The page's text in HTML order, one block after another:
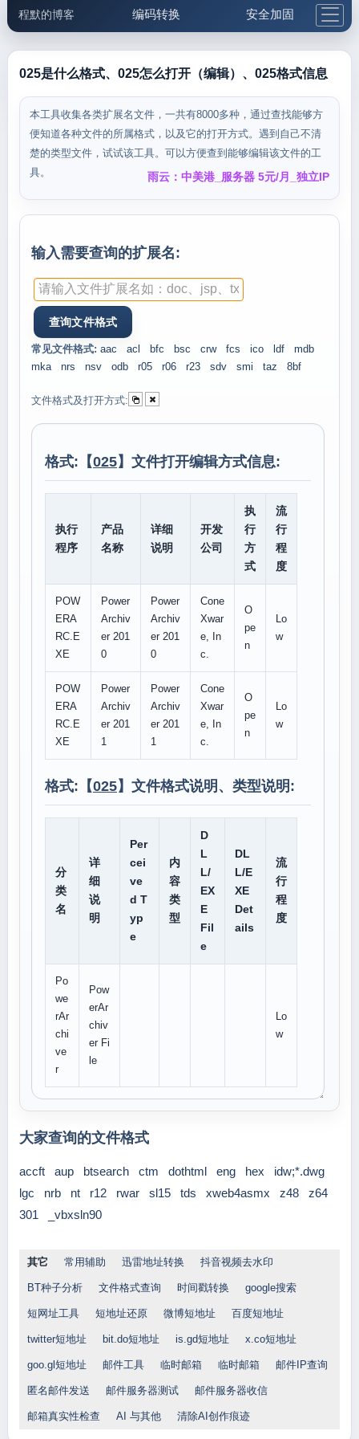
程默的博客 编码转换 安全加固
邮件工具 生活便民 更多工具
5.1支付宝大红包
025是什么格式、025怎么打开（编辑）、025格式信息
本工具收集各类扩展名文件，一共有8000多种，通过查找能够方
便知道各种文件的所属格式，以及它的打开方式。遇到自己不清
楚的类型文件，试试该工具。可以方便查到能够编辑该文件的工
具。
雨云：中美港_服务器 5元/月_独立IP
输入需要查询的扩展名:
常见文件格式: aac acl bfc bsc crw fcs ico ldf
mdb
mka
nrs nsv odb r05 r06 r23 sdv smi taz 8bf
文件格式及打开方式:
格式:【025】文件打开编辑方式信息:
执行
程序
产品
名称
详细
说明
开发
公司
执
行
方
式
流
行
程
度
POW
ERA
RC.E
XE
Power
Archiv
er 201
0
Power
Archiv
er 201
0
Cone
Xwar
e, In
c.
O
pe
n
Lo
w
POW
ERA
RC.E
XE
Power
Archiv
er 201
1
Power
Archiv
er 201
1
Cone
Xwar
e, In
c.
O
pe
n
Lo
w
格式:【025】文件格式说明、类型说明:
分
类
名
详
细
说
明
Per
cei
ve
d T
yp
e
内
容
类
型
D
L
L/
EX
E
Fil
e
DL
L/E
XE
Det
ails
流
行
程
度
Po
we
rAr
chi
ve
r
Pow
erAr
chiv
er Fi
le
Lo
w
大家查询的文件格式
accft aup btsearch ctm dothtml eng hex
idw;*.dwg
lgc
nrb nt r12 rwar sl15 tds xweb4asmx z48
z64
301
_vbxsln90
其它 常用辅助 迅雷地址转换 抖音视频去水印
BT种子分析 文件格式查询 时间戳转换 google搜索
短网址工具 短地址还原 微博短地址 百度短地址
twitter短地址 bit.do短地址 is.gd短地址 x.co短地址
goo.gl短地址 邮件工具 临时邮箱 临时邮箱 邮件IP查询
匿名邮件发送 邮件服务器测试 邮件服务器收信
邮箱真实性检查 AI 与其他 清除AI创作痕迹